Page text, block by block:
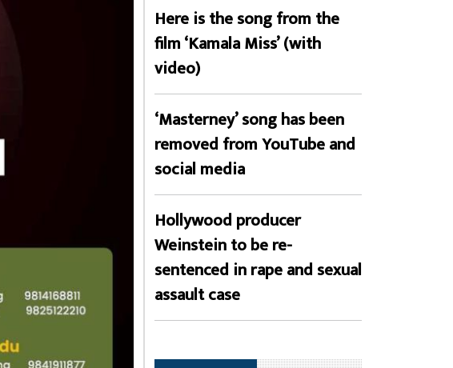
Here is the song from the
film ‘Kamala Miss’ (with
video)
‘Masterney’ song has been
removed from YouTube and
social media
Hollywood producer
Weinstein to be re-
sentenced in rape and sexual
assault case